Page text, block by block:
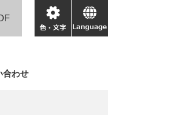
色・
文
language
合わせ